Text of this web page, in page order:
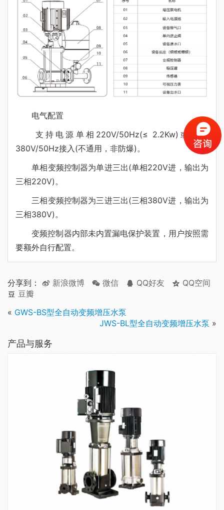
电气配置
支持电源单相220V/50Hz(≤ 2.2Kw)或三相
380V/50Hz接入(不通用，非防爆)。
单相变频控制器为单进三出(单相220V进，输出为
三相220V)。
三相变频控制器为三进三出(三相380V进，输出为
三相380V)。
变频控制器内部未内置漏电保护装置，用户按照需
要额外自行配置。
分享到： 新浪微博 微信 QQ好友
QQ空间
豆瓣
« GWS-BS型全自动变频增压水泵
JWS-BL型全自动变频增压水泵 »
产品与服务